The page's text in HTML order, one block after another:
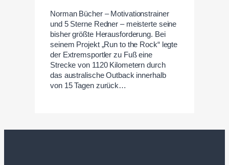
Norman Bücher – Motivationstrainer
und 5 Sterne Redner – meisterte seine
bisher größte Herausforderung. Bei
seinem Projekt „Run to the Rock“ legte
der Extremsportler zu Fuß eine
Strecke von 1120 Kilometern durch
das australische Outback innerhalb
von 15 Tagen zurück…